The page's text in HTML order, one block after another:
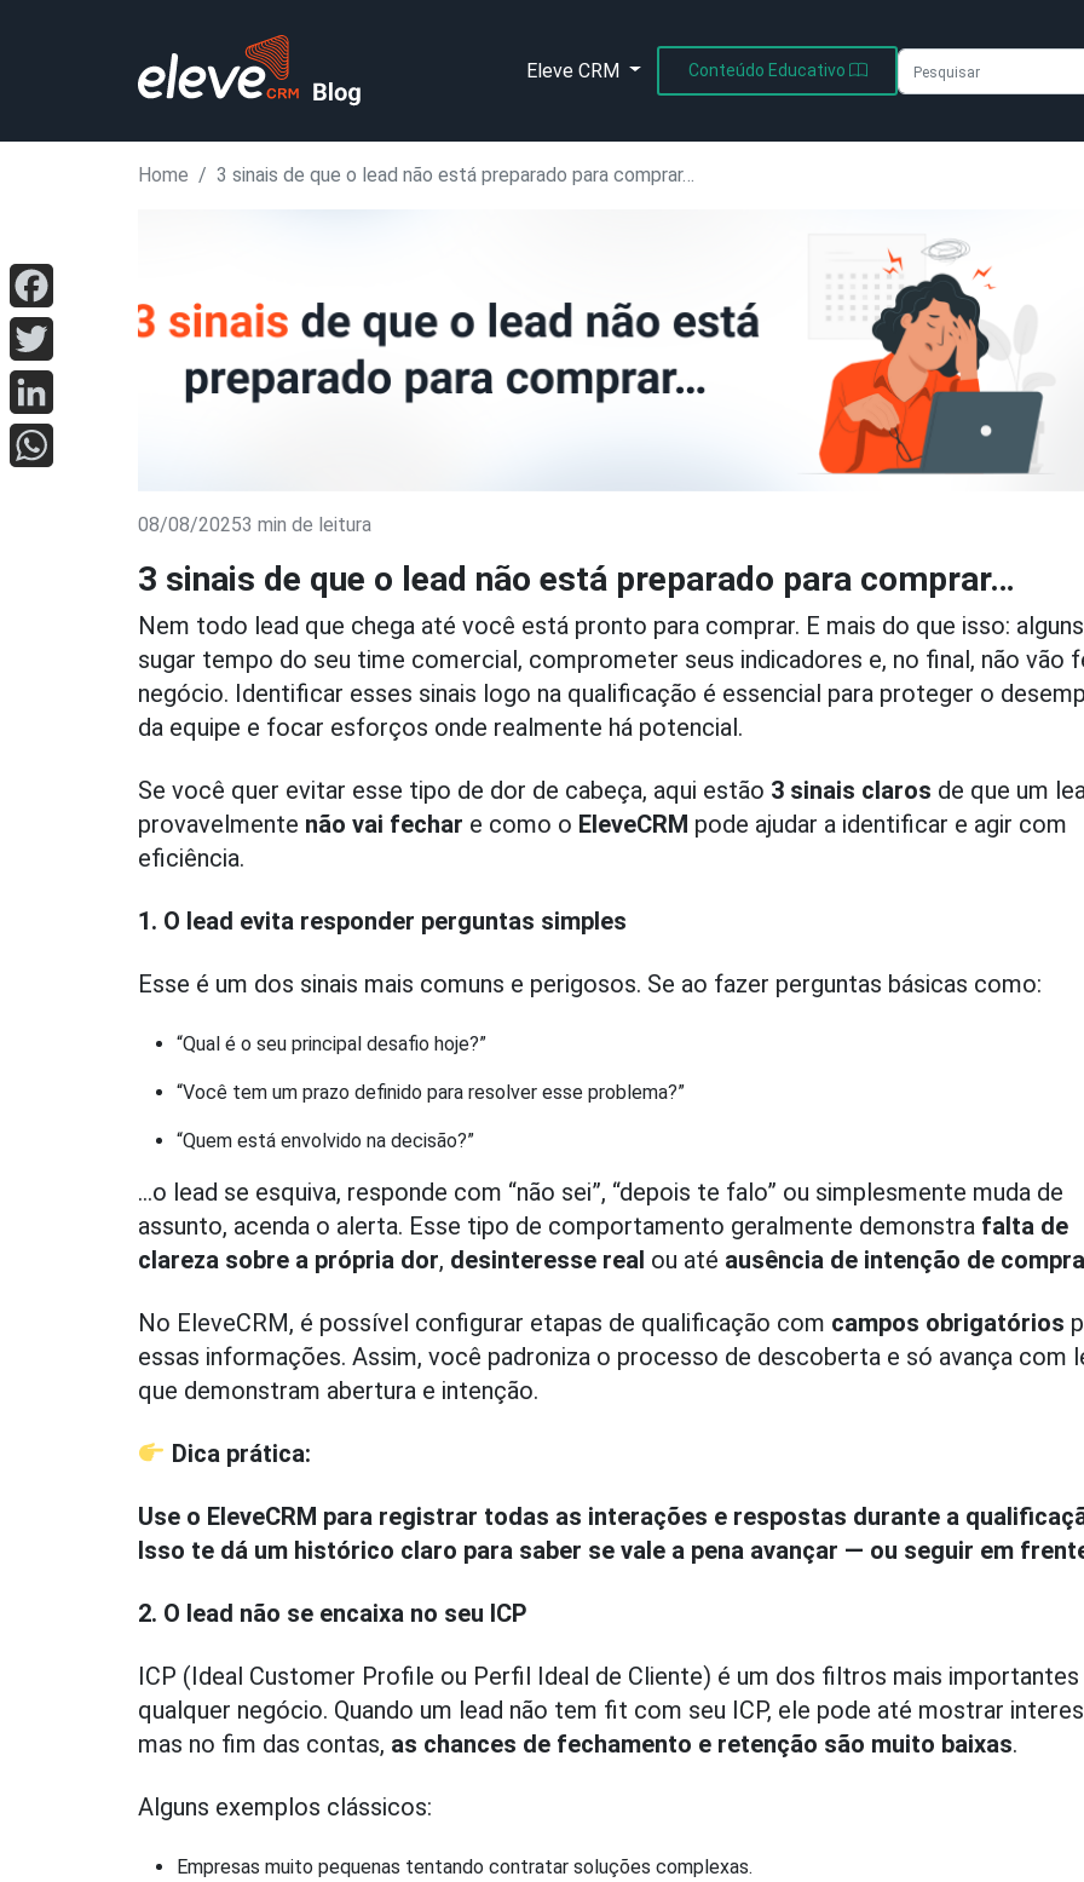
Eleve CRM Conteúdo Educativo
Home 3 sinais de que o lead não está preparado para comprar…
08/08/20253 min de leitura
3 sinais de que o lead não está preparado para comprar…
Nem todo lead que chega até você está pronto para comprar. E mais do que isso:
sugar tempo do seu time comercial, comprometer seus indicadores e, no final, não vão
negócio. Identificar esses sinais logo na qualificação é essencial para proteger o
da equipe e focar esforços onde realmente há potencial.
Se você quer evitar esse tipo de dor de cabeça, aqui estão 3 sinais claros de que um
provavelmente não vai fechar e como o EleveCRM pode ajudar a identificar e agir com
eficiência.
1. O lead evita responder perguntas simples
Esse é um dos sinais mais comuns e perigosos. Se ao fazer perguntas básicas como:
“Qual é o seu principal desafio hoje?”
“Você tem um prazo definido para resolver esse problema?”
“Quem está envolvido na decisão?”
…o lead se esquiva, responde com “não sei”, “depois te falo” ou simplesmente muda de
assunto, acenda o alerta. Esse tipo de comportamento geralmente demonstra falta de
clareza sobre a própria dor, desinteresse real ou até ausência de intenção de compra
No EleveCRM, é possível configurar etapas de qualificação com campos obrigatórios
essas informações. Assim, você padroniza o processo de descoberta e só avança com
que demonstram abertura e intenção.
Dica prática:
Use o EleveCRM para registrar todas as interações e respostas durante a
Isso te dá um histórico claro para saber se vale a pena avançar — ou seguir em
2. O lead não se encaixa no seu ICP
ICP (Ideal Customer Profile ou Perfil Ideal de Cliente) é um dos filtros mais importantes
qualquer negócio. Quando um lead não tem fit com seu ICP, ele pode até mostrar
mas no fim das contas, as chances de fechamento e retenção são muito baixas.
Alguns exemplos clássicos:
Empresas muito pequenas tentando contratar soluções complexas.
Facebook
Twitter
LinkedIn